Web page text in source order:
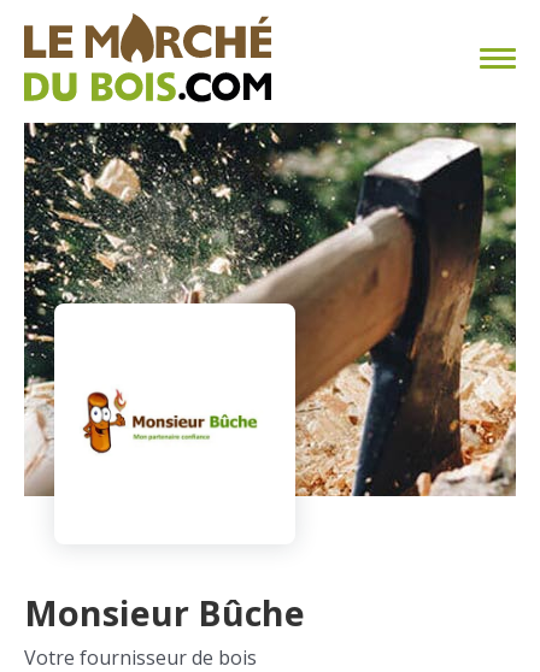
CHAUFFAGE AU BOIS
FAQ
CALCULER SA CONSOMMATION
TROUVER SON FOURNISSEUR
BLOG
ESPACE PRO
Monsieur Bûche
Votre fournisseur de bois